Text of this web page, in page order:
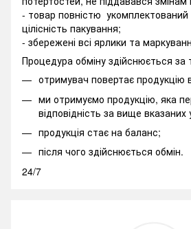
- товар повністю
цілісність пакування;
- збережені всі ярлики та
Процедура обміну здійснюється за
отримувач повертає продукцію
ми отримуємо продукцію, яка
відповідність за вище вказаних
продукція стає на баланс;
після чого здійснюється обмін.
24/7